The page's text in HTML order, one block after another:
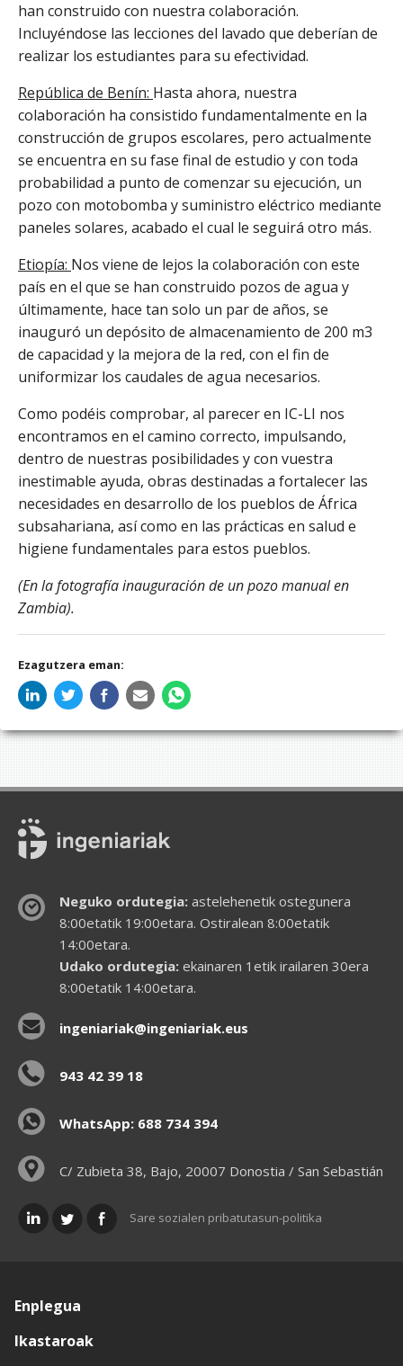
han construido con nuestra colaboración.
Incluyéndose las lecciones del lavado que deberían de
realizar los estudiantes para su efectividad.
República de Benín: Hasta ahora, nuestra
colaboración ha consistido fundamentalmente en la
construcción de grupos escolares, pero actualmente
se encuentra en su fase final de estudio y con toda
probabilidad a punto de comenzar su ejecución, un
pozo con motobomba y suministro eléctrico mediante
paneles solares, acabado el cual le seguirá otro más.
Etiopía: Nos viene de lejos la colaboración con este
país en el que se han construido pozos de agua y
últimamente, hace tan solo un par de años, se
inauguró un depósito de almacenamiento de 200 m3
de capacidad y la mejora de la red, con el fin de
uniformizar los caudales de agua necesarios.
Como podéis comprobar, al parecer en IC-LI nos
encontramos en el camino correcto, impulsando,
dentro de nuestras posibilidades y con vuestra
inestimable ayuda, obras destinadas a fortalecer las
necesidades en desarrollo de los pueblos de África
subsahariana, así como en las prácticas en salud e
higiene fundamentales para estos pueblos.
(En la fotografía inauguración de un pozo manual en
Zambia).
Ezagutzera eman:
Neguko ordutegia:astelehenetik ostegunera
8:00etatik 19:00etara. Ostiralean 8:00etatik
14:00etara.
Udako ordutegia:ekainaren 1etik irailaren 30era
8:00etatik 14:00etara.
ingeniariak@ingeniariak.eus
943 42 39 18
WhatsApp: 688 734 394
C/ Zubieta 38, Bajo, 20007 Donostia / San Sebastián
Sare sozialen pribatutasun-politika
Enplegua
Ikastaroak